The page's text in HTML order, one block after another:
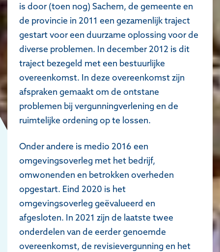
is door (toen nog) Sachem, de gemeente en
de provincie in 2011 een gezamenlijk traject
gestart voor een duurzame oplossing voor de
diverse problemen. In december 2012 is dit
traject bezegeld met een bestuurlijke
overeenkomst. In deze overeenkomst zijn
afspraken gemaakt om de ontstane
problemen bij vergunningverlening en de
ruimtelijke ordening op te lossen.
Onder andere is medio 2016 een
omgevingsoverleg met het bedrijf,
omwonenden en betrokken overheden
opgestart. Eind 2020 is het
omgevingsoverleg geëvalueerd en
afgesloten. In 2021 zijn de laatste twee
onderdelen van de eerder genoemde
overeenkomst, de revisievergunning en het